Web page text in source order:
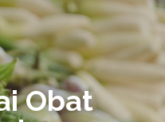
Obat